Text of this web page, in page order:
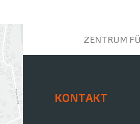
ZENTRUM
KONTAKT